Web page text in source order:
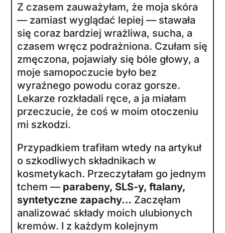
Z czasem zauważyłam, że moja skóra
— zamiast wyglądać lepiej — stawała
się coraz bardziej wrażliwa, sucha, a
czasem wręcz podrażniona. Czułam się
zmęczona, pojawiały się bóle głowy, a
moje samopoczucie było bez
wyraźnego powodu coraz gorsze.
Lekarze rozkładali ręce, a ja miałam
przeczucie, że coś w moim otoczeniu
mi szkodzi.
Przypadkiem trafiłam wtedy na artykuł
o szkodliwych składnikach w
kosmetykach. Przeczytałam go jednym
tchem — parabeny, SLS-y, ftalany,
syntetyczne zapachy… Zaczęłam
analizować składy moich ulubionych
kremów. I z każdym kolejnym